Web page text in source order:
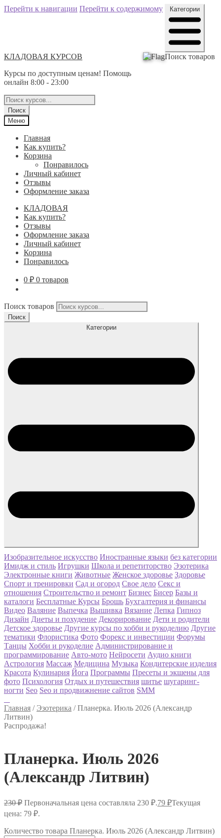
Перейти к навигации Перейти к содержимому
КЛАДОВАЯ КУРСОВ
Курсы по доступным ценам! Помощь
онлайн 8:00 - 23:00
Категории
Поиск товаров
Поиск
Меню
Главная
Как купить?
Корзина
Понравилось
Личный кабинет
Отзывы
Оформление заказа
КЛАДОВАЯ
Как купить?
Отзывы
Оформление заказа
Личный кабинет
Корзина
Понравилось
0 ₽ 0 товаров
Поиск товаров
Поиск
Категории
Изобразительное искусство Иностранные языки без категории
Имидж и стиль Игрушки Школа и репетиторство Эзотерика
Электронные книги Животные Женское здоровье Здоровье
Спорт и тренировки Сад и огород Свое дело Секс и
отношения Строительство и ремонт Бизнес Бисер Базы и
каталоги Бесплатные Курсы Брошь Бухгалтерия и финансы
Видео Валяние Выпечка Вышивка Вязание Лепка Гипноз
Дизайн Диеты и похудение Декорирование Дети и родители
Детское здоровье Другие курсы по хобби и рукоделию Другие
тематики Флористика Фото Форекс и инвестиции Форумы
Танцы Хобби и рукоделие Администрирование и
программирование Авто-мото Нейросети Аудио книги
Астрология Массаж Медицина Музыка Кондитерские изделия
Красота Кулинария Йога Программы Пресеты и экшены для
фото Психология Отдых и путешествия шитье шугаринг-
ногти Seo Seo и продвижнение сайтов SMM
Главная / Эзотерика /Планерка. Июль 2026 (Александр
Литвин)
Распродажа!
Планерка. Июль 2026
(Александр Литвин)
230₽ Первоначальная цена составляла 230 ₽.79 ₽Текущая
цена: 79 ₽.
Количество товара Планерка. Июль 2026 (Александр Литвин)